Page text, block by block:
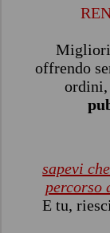
Migliori
offrendo
ordini,
sapevi
percorso
E tu,